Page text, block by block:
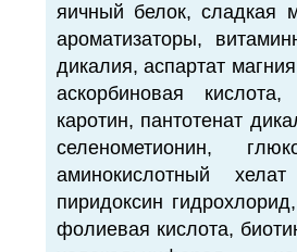
яичный белок, сладкая
ароматизаторы,
дикалия, аспартат
аскорбиновая
каротин, пантотенат
селенометионин,
аминокислотный
пиридоксин
фолиевая кислота,